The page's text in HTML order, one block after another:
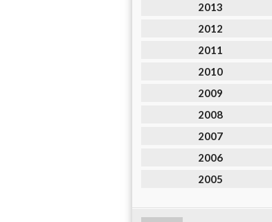
2013
2012
2011
2010
2009
2008
2007
2006
2005